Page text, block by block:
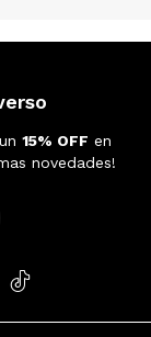
15% OFF en
novedades!
